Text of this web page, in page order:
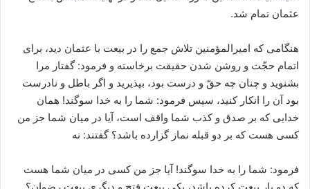
عثمان تمام شد.
هنگامی که امیرالمؤمنین تلاش جمع را در بیعت با عثمان دید، برای
اتمام حجّت و روشن شدن حقیقت برخاسته و فرمود: گفتار مرا
بشنوید و چنان چه حقّ و درست بود، بپذیرید و اگر باطل و نادرست
بود آن را انکار کنید، سپس فرمود: شما را به خدا سوگند! همان
خدایى که بر صدق و کذب شما واقف است، آیا در میان شما جز من
کسى هست که بر دو قبله نماز گزارده باشد؟ گفتند: نه
فرمود: شما را به خدا سوگند! آیا جز من کسى در میان شما هست